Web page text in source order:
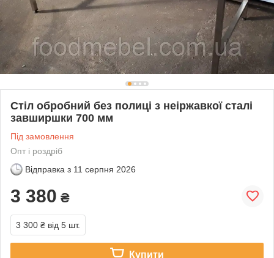
Стіл обробний без полиці з неіржавкої сталі
завширшки 700 мм
Під замовлення
Опт і роздріб
Відправка з 11 серпня 2026
3 380 ₴
3 300 ₴ від 5 шт.
Купити